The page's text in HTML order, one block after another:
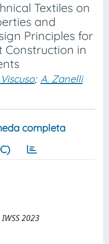
Textiles on
and
Principles for
Construction in
; A. Zanelli
completa
2023